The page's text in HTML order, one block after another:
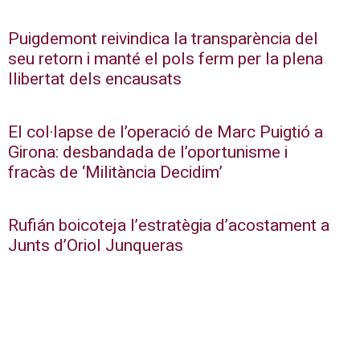
Puigdemont reivindica la transparència del
seu retorn i manté el pols ferm per la plena
llibertat dels encausats
El col·lapse de l’operació de Marc Puigtió a
Girona: desbandada de l’oportunisme i
fracàs de ‘Militància Decidim’
Rufián boicoteja l’estratègia d’acostament a
Junts d’Oriol Junqueras